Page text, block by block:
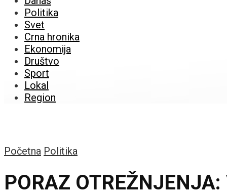
Politika
Svet
Crna hronika
Ekonomija
Društvo
Sport
Lokal
Region
Početna Politika
PORAZ